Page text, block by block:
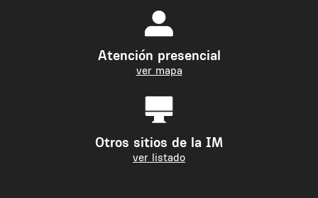
Atención presencial
ver mapa
Otros sitios de la IM
ver listado